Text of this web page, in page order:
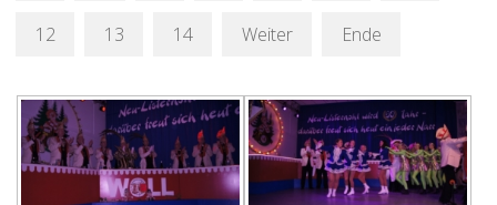
12 13 14 Weiter Ende